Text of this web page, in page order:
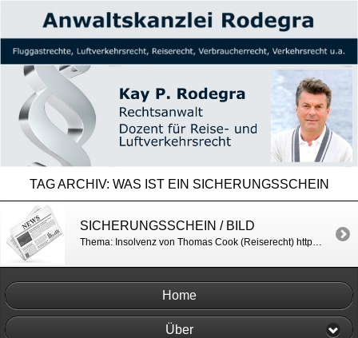
TAG ARCHIV: WAS IST EIN SICHERUNGSSCHEIN
SICHERUNGSSCHEIN / BILD
Thema: Insolvenz von Thomas Cook (Reiserecht) https://www.bild.de/bild-plus/reise/fluege/fluege/nach-thomas-cook-debakel-was-ist-ein-reisesicherungsschein-64903478.bild.html
Home
Über